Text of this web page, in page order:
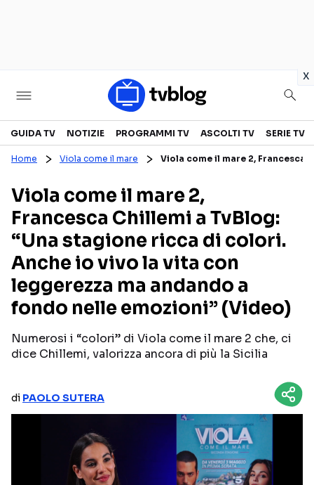
x
Televisione
CANALI TV
PROGRAMMI TV
PERSONAGGI TV
SERIE TV
REALITY SHOW
FICTION
Streaming
NETFLIX
AMAZON PRIME VIDEO
RAIPLAY
MEDIASET INFINITY
Categorie
GUIDA TV NOTIZIE PROGRAMMI TV ASCOLTI TV SERIE TV
Home Viola come il mare Viola come il mare 2, Francesca
Viola come il mare 2,
Francesca Chillemi a TvBlog:
“Una stagione ricca di colori.
Anche io vivo la vita con
leggerezza ma andando a
fondo nelle emozioni” (Video)
Numerosi i “colori” di Viola come il mare 2 che, ci
dice Chillemi, valorizza ancora di più la Sicilia
di PAOLO SUTERA